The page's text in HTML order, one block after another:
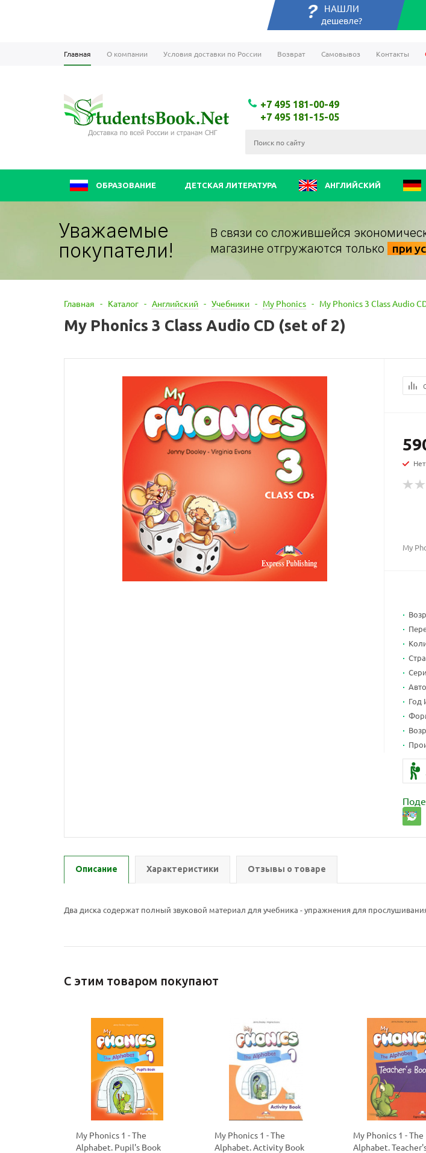
НАШЛИ
дешевле?
Главная О компании Условия доставки по России Возврат Самовывоз Контакты
+7 495 181-00-49
+7 495 181-15-05
ОБРАЗОВАНИЕ ДЕТСКАЯ ЛИТЕРАТУРА АНГЛИЙСКИЙ
Уважаемые
покупатели!
В связи со сложившейся
магазине отгружаются только
при
Главная - Каталог - Английский - Учебники - My Phonics - My Phonics 3 Class Audio
My Phonics 3 Class Audio CD (set of 2)
My
Год
Описание Характеристики Отзывы о товаре
Два диска содержат полный звуковой материал для учебника - упражнения для
С этим товаром покупают
My Phonics 1 - The
Alphabet. Pupil's Book
My Phonics 1 - The
Alphabet. Activity Book
My Phonics 1 - The
Alphabet.